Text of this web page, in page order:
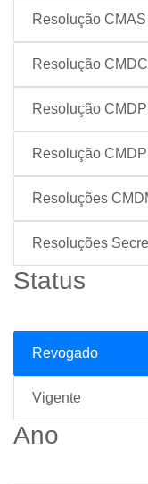
Resolução CMAS
Resolução
Resolução
Resolução CMDPI
Resoluções
Resoluções
Status
Revogado
Vigente
Ano